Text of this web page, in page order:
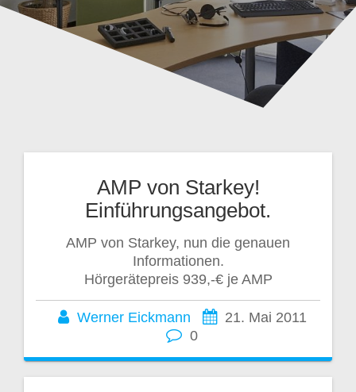
AMP von Starkey!
Einführungsangebot.
AMP von Starkey, nun die genauen
Informationen.
Hörgerätepreis 939,-€ je AMP
Werner Eickmann
21. Mai 2011
0